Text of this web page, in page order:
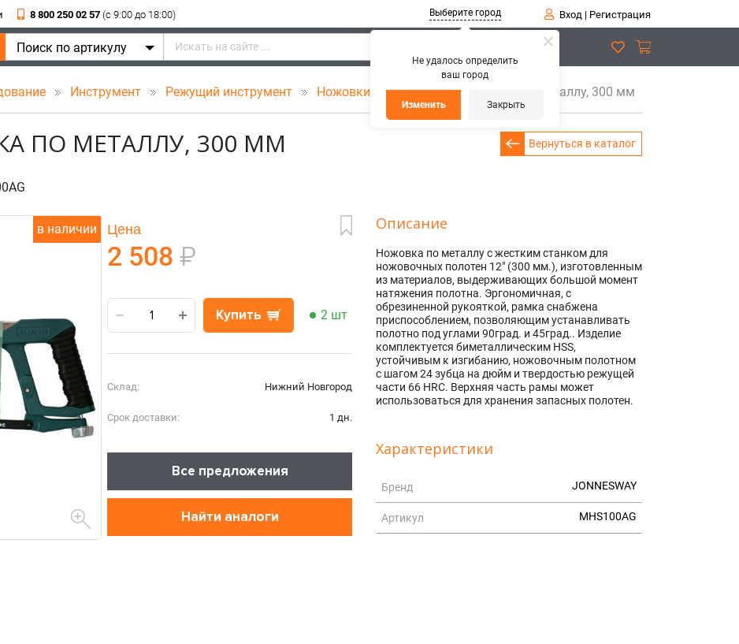
Не удалось определить
ваш город
Изменить Закрыть
8 800 250 02 57 (c 9:00 до 18:00) Выберите город Вход| Регистрация
Поиск по артикулу
Инструмент Режущий инструмент Ножовки MHS100AG Ножовка по металлу, 300 мм
Вернуться в каталог
ПО МЕТАЛЛУ, 300 ММ
в наличии Цена
2 508 ₽
Купить 2 шт
Склад: Нижний Новгород
Срок доставки: 1 дн.
Все предложения
Найти аналоги
Описание
Ножовка по металлу с жестким станком для
ножовочных полотен 12" (300 мм.), изготовленным
из материалов, выдерживающих большой момент
натяжения полотна. Эргономичная, с
обрезиненной рукояткой, рамка снабжена
приспособлением, позволяющим устанавливать
полотно под углами 90град. и 45град.. Изделие
комплектуется биметаллическим HSS,
устойчивым к изгибанию, ножовочным полотном
с шагом 24 зубца на дюйм и твердостью режущей
части 66 HRC. Верхняя часть рамы может
использоваться для хранения запасных полотен.
Характеристики
Бренд JONNESWAY
Артикул MHS100AG